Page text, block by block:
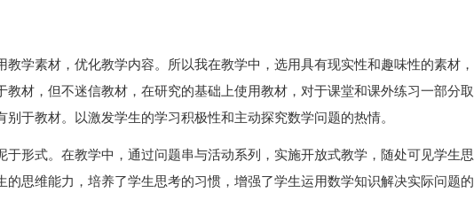
教学素材，优化教学内容。所以我在教学中，选用具有现实性和趣味性的素材，
教材，但不迷信教材，在研究的基础上使用教材，对于课堂和课外练习一部分取
于教材。以激发学生的学习积极性和主动探究数学问题的热情。
于形式。在教学中，通过问题串与活动系列，实施开放式教学，随处可见学生思
的思维能力，培养了学生思考的习惯，增强了学生运用数学知识解决实际问题的